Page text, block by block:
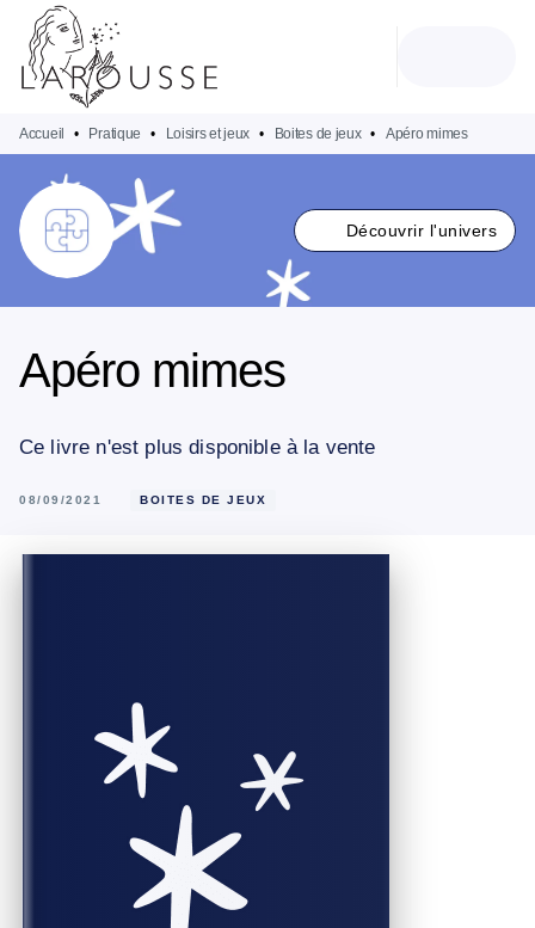
MENU
PIED DE PAGE
Accueil • Pratique • Loisirs et jeux • Boites de jeux • Apéro mimes
Découvrir l'univers
Apéro mimes
Ce livre n'est plus disponible à la vente
08/09/2021 BOITES DE JEUX